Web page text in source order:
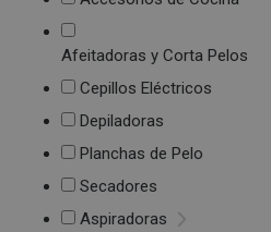
Afeitadoras y Corta Pelos
Cepillos Eléctricos
Depiladoras
Planchas de Pelo
Secadores
Aspiradoras